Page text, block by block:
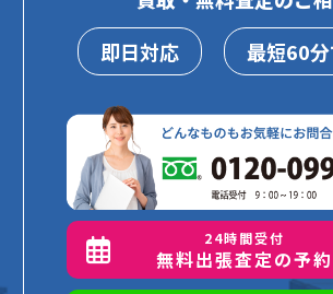
即日対応
最短60
24時間受付
無料出張査定の予約